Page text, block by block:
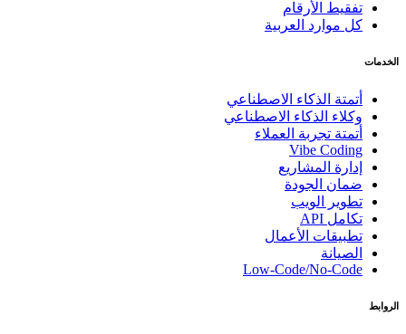
تفقيط الأرقام
كل موارد العربية
الخدمات
أتمتة الذكاء الاصطناعي
وكلاء الذكاء الاصطناعي
أتمتة تجربة العملاء
Vibe Coding
إدارة المشاريع
ضمان الجودة
تطوير الويب
تكامل API
تطبيقات الأعمال
الصيانة
Low-Code/No-Code
الروابط